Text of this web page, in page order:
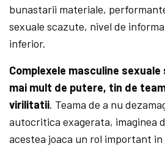
bunastarii materiale,
sexuale scazute, nivel de
inferior.
Complexele masculine
mai mult de putere, tin de
virilitatii. Teama de a nu
autocritica exagerata, imaginea
acestea joaca un rol important